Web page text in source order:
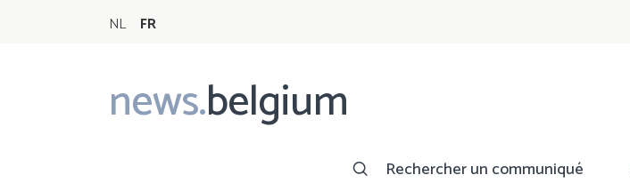
NL FR
news.belgium
Main
navigation
Rechercher un communiqué